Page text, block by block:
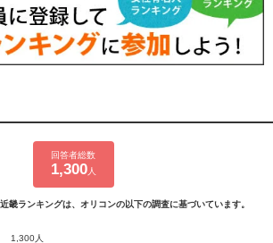
回答者総数
1,300人
畿ランキングは、オリコンの以下の調査に基づいています。
1,300人